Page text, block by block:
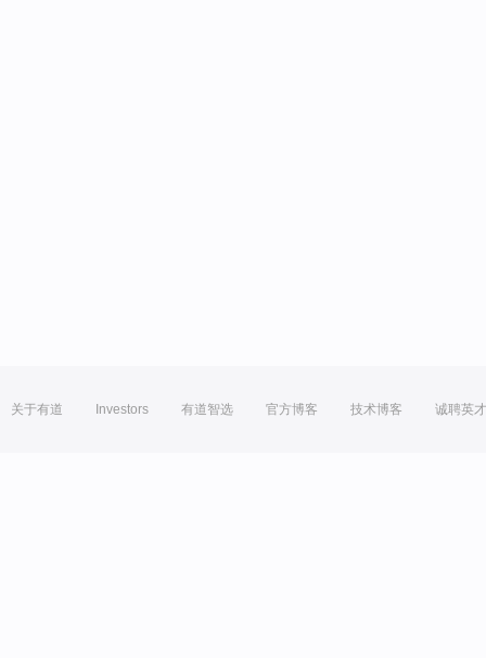
关于有道 Investors 有道智选 官方博客 技术博客 诚聘英才